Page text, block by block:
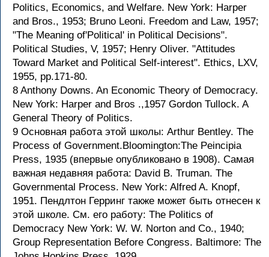
Politics, Economics, and Welfare. New York: Harper
and Bros., 1953; Bruno Leoni. Freedom and Law, 1957;
"The Meaning of'Political' in Political Decisions".
Political Studies, V, 1957; Henry Oliver. "Attitudes
Toward Market and Political Self-interest". Ethics, LXV,
1955, pp.171-80.
8 Anthony Downs. An Economic Theory of Democracy.
New York: Harper and Bros .,1957 Gordon Tullock. A
General Theory of Politics.
9 Основная работа этой школы: Arthur Bentley. The
Process of Government.Bloomington:The Peincipia
Press, 1935 (впервые опубликовано в 1908). Самая
важная недавняя работа: David B. Truman. The
Governmental Process. New York: Alfred A. Knopf,
1951. Пендлтон Герринг также может быть отнесен к
этой школе. См. его работу: The Politics of
Democracy New York: W. W. Norton and Co., 1940;
Group Representation Before Congress. Baltimore: The